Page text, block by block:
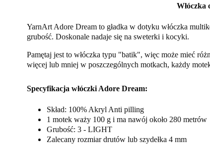
Włóczka
YarnArt Adore Dream to gładka w dotyku włóczka
grubość. Doskonale nadaje się na sweterki i kocyki.
Pamętaj jest to włóczka typu "batik", więc może mieć
więcej lub mniej w poszczególnych motkach, każdy
Specyfikacja włóczki Adore Dream:
Skład: 100% Akryl Anti pilling
1 motek waży 100 g i ma nawój około 280 metrów
Grubość: 3 - LIGHT
Zalecany rozmiar drutów lub szydełka 4 mm